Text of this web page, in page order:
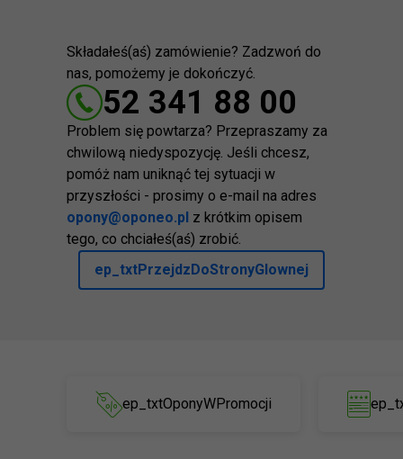
Składałeś(aś) zamówienie? Zadzwoń do
nas, pomożemy je dokończyć.
52 341 88 00
Problem się powtarza? Przepraszamy za
chwilową niedyspozycję. Jeśli chcesz,
pomóż nam uniknąć tej sytuacji w
przyszłości - prosimy o e-mail na adres
opony@oponeo.pl z krótkim opisem
tego, co chciałeś(aś) zrobić.
ep_txtPrzejdzDoStronyGlownej
ep_txtOponyWPromocji